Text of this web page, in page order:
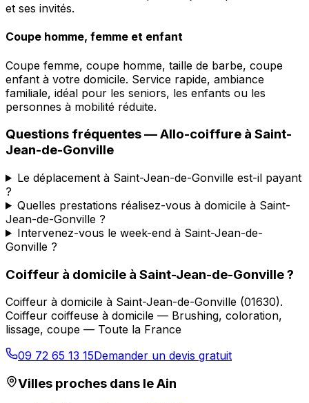
et ses invités.
Coupe homme, femme et enfant
Coupe femme, coupe homme, taille de barbe, coupe
enfant à votre domicile. Service rapide, ambiance
familiale, idéal pour les seniors, les enfants ou les
personnes à mobilité réduite.
Questions fréquentes —Allo-coiffure à Saint-
Jean-de-Gonville
Le déplacement à Saint-Jean-de-Gonville est-il payant
?
Quelles prestations réalisez-vous à domicile à Saint-
Jean-de-Gonville ?
Intervenez-vous le week-end à Saint-Jean-de-
Gonville ?
Coiffeur à domicile à Saint-Jean-de-Gonville?
Coiffeur à domicile à Saint-Jean-de-Gonville (01630).
Coiffeur coiffeuse à domicile — Brushing, coloration,
lissage, coupe — Toute la France
09 72 65 13 15Demander un devis gratuit
Villes proches dans leAin